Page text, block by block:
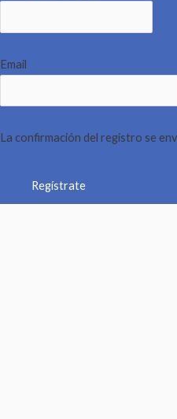
Email
La confirmación del registro se